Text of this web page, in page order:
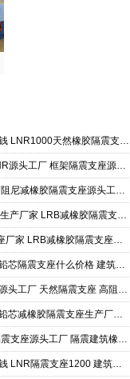
建筑减橡胶隔震支座多少钱 LNR1000天然橡胶隔震支座厂家 LRB800隔震支座源头工厂
建筑天然橡胶隔震支座LNR源头工厂 框架隔震支座源头工厂 建筑高阻尼减橡胶隔震支座厂家
高阻尼比橡胶隔震支座 高阻尼减橡胶隔震支座源头工厂 建筑矩形高阻尼隔震支座厂家
建筑隔震支座LNR700-Ⅱ生产厂家 LRB减橡胶隔震支座 建筑摩擦摆隔振支座厂家
LRB400铅芯橡胶隔震支座厂家 LRB减橡胶隔震支座厂家 LNR1300橡胶隔震支座什么价格
LRB700铝芯隔震支座 有铅芯隔震支座什么价格 建筑铅芯减橡胶隔震支座厂家
水平力分散力型隔震支座源头工厂 天然隔震支座 高阻尼减橡胶隔震支座生产厂家
建筑隔震支座LNRP 建筑铅芯减橡胶隔震支座生产厂家 LNR橡胶隔震支座D420源头工厂
的隔震支座 建筑减橡胶隔震支座源头工厂 隔震建筑橡胶隔震支座厂家电话
建筑减橡胶隔震支座多少钱 LNR隔震支座1200 建筑高性能橡胶隔震支座